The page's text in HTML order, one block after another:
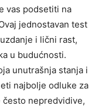
vas podsetiti na
jednostavan test
i lični rast,
u budućnosti.
unutrašnja stanja i
najbolje odluke za
često nepredvidive,